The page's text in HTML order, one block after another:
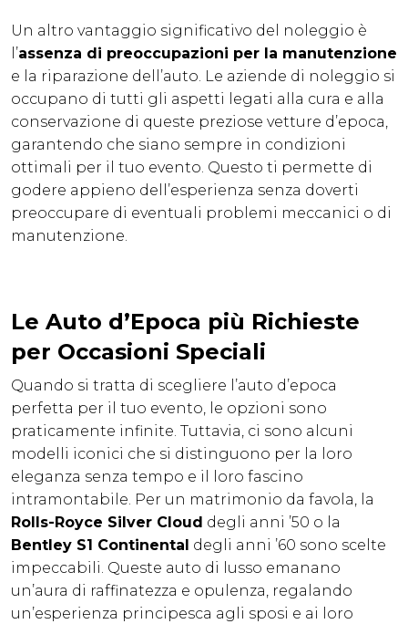
Un altro vantaggio significativo del noleggio è
l’assenza di preoccupazioni per la manutenzione
e la riparazione dell’auto. Le aziende di noleggio si
occupano di tutti gli aspetti legati alla cura e alla
conservazione di queste preziose vetture d’epoca,
garantendo che siano sempre in condizioni
ottimali per il tuo evento. Questo ti permette di
godere appieno dell’esperienza senza doverti
preoccupare di eventuali problemi meccanici o di
manutenzione.
Le Auto d’Epoca più Richieste
per Occasioni Speciali
Quando si tratta di scegliere l’auto d’epoca
perfetta per il tuo evento, le opzioni sono
praticamente infinite. Tuttavia, ci sono alcuni
modelli iconici che si distinguono per la loro
eleganza senza tempo e il loro fascino
intramontabile. Per un matrimonio da favola, la
Rolls-Royce Silver Cloud degli anni ’50 o la
Bentley S1 Continental degli anni ’60 sono scelte
impeccabili. Queste auto di lusso emanano
un’aura di raffinatezza e opulenza, regalando
un’esperienza principesca agli sposi e ai loro